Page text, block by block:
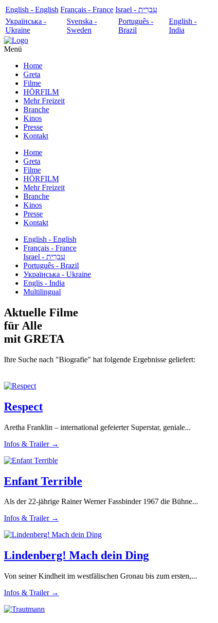
English - English Français - France
עִבְרִית - Israel
Українська -
Ukraine
Svenska -
Sweden
Português -
Brazil
English -
India
Menü
Home
Greta
Filme
HÖRFILM
Mehr Freizeit
Branche
Kinos
Presse
Kontakt
Home
Greta
Filme
HÖRFILM
Mehr Freizeit
Branche
Kinos
Presse
Kontakt
English - English
Français - France
עִבְרִית - Israel
Português - Brazil
Українська - Ukraine
Englis - India
Multilingual
Aktuelle Filme
für Alle
mit GRETA
Ihre Suche nach "Biografie" hat folgende Ergebnisse geliefert:
Respect
Aretha Franklin – international gefeierter Superstar, geniale...
Infos & Trailer →
Enfant Terrible
Als der 22-jährige Rainer Werner Fassbinder 1967 die Bühne...
Infos & Trailer →
Lindenberg! Mach dein Ding
Von seiner Kindheit im westfälischen Gronau bis zum ersten,...
Infos & Trailer →